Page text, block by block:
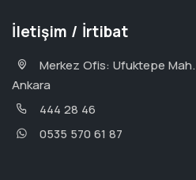
İletişim / İrtibat
Merkez Ofis: Ufuktepe
Ankara
444 28 46
0535 570 61 87